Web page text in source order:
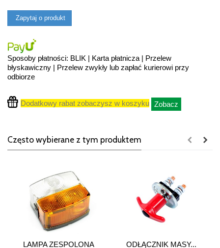
Zapytaj o produkt
Sposoby płatności: BLIK | Karta płatnicza | Przelew
błyskawiczny | Przelew zwykły lub zapłać kurierowi przy
odbiorze
Dodatkowy rabat zobaczysz w koszyku Zobacz
Często wybierane z tym produktem
LAMPA ZESPOLONA
ODŁĄCZNIK MASY...